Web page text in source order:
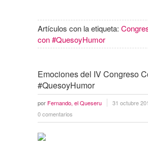
Artículos con la etiqueta:
con #QuesoyHumor
Emociones del IV Congreso
#QuesoyHumor
por Fernando, el Queseru
31 octubre
0 comentarios